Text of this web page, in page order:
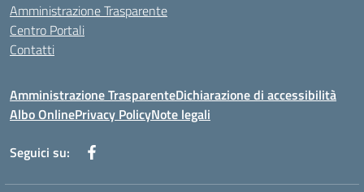
Amministrazione Trasparente
Centro Portali
Contatti
Amministrazione TrasparenteDichiarazione di accessibilità
Albo OnlinePrivacy PolicyNote legali
Seguici su: